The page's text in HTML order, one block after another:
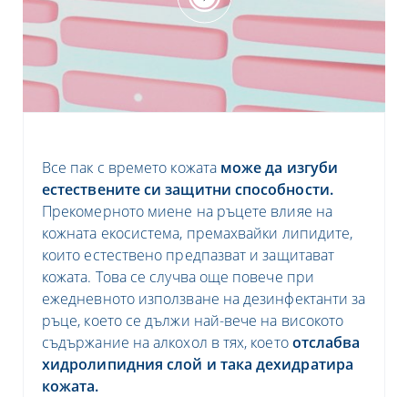
Все пак с времето кожата може да изгуби
естествените си защитни способности.
Прекомерното миене на ръцете влияе на
кожната екосистема, премахвайки липидите,
които естествено предпазват и защитават
кожата. Това се случва още повече при
ежедневното използване на дезинфектанти за
ръце, което се дължи най-вече на високото
съдържание на алкохол в тях, коетоотслабва
хидролипидния слой и така дехидратира
кожата.